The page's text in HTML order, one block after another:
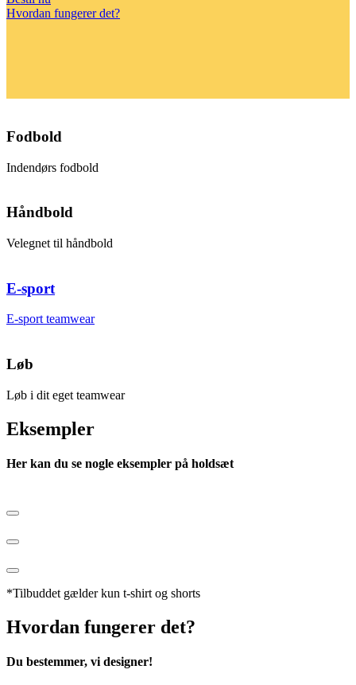
Hvordan fungerer det?
Fodbold
Indendørs fodbold
Håndbold
Velegnet til håndbold
E-sport
E-sport teamwear
Løb
Løb i dit eget teamwear
Eksempler
Her kan du se nogle eksempler på holdsæt
*Tilbuddet gælder kun t-shirt og shorts
Hvordan fungerer det?
Du bestemmer, vi designer!